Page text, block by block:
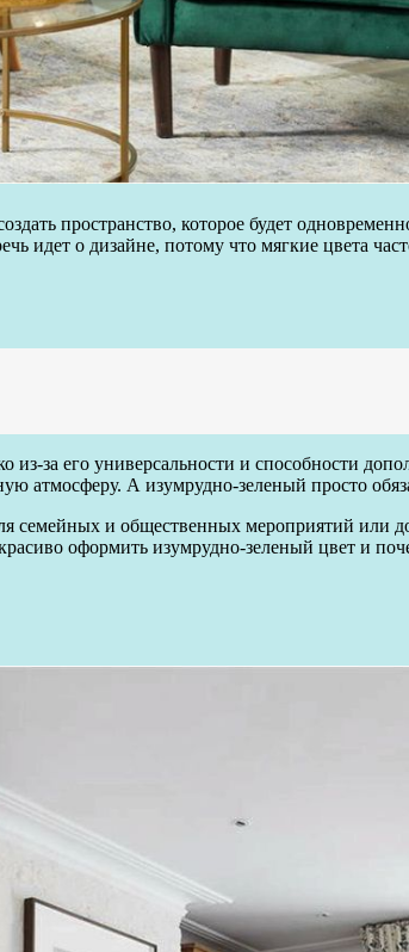
пространство, которое будет
идет о дизайне, потому что мягкие цвета
за его универсальности и способности
А изумрудно-зеленый просто
семейных и общественных мероприятий
оформить изумрудно-зеленый цвет и